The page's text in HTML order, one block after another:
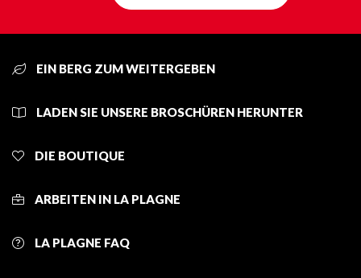
EIN BERG ZUM WEITERGEBEN
LADEN SIE UNSERE BROSCHÜREN HERUNTER
DIE BOUTIQUE
ARBEITEN IN LA PLAGNE
LA PLAGNE FAQ